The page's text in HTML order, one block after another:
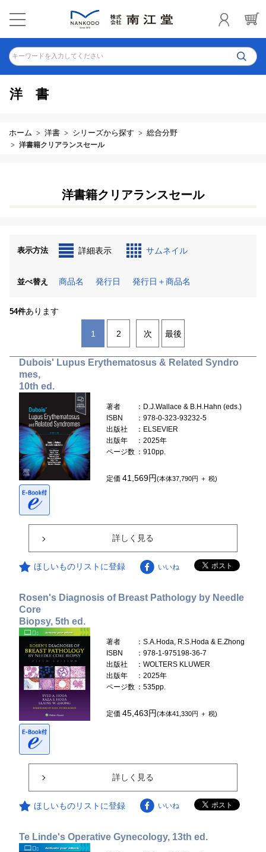
キーワードを入力してください
洋書
ホーム 洋書 シリーズから探す 総合分野
洋書籍クリアランスセール
洋書籍クリアランスセール
表示方法 詳細表示 サムネイル
並べ替え 商品名 発行日 発行日＋商品名
54件あります
1 2 次 最後
Dubois' Lupus Erythematosus & Related Syndro
mes,
10th ed.
著者
：D.J.Wallace & B.H.Hahn (eds.)
ISBN
：978-0-323-93232-5
出版社
：ELSEVIER
出版年
：2025年
ページ数 ：910pp.
定価41,569円(本体37,790円 ＋ 税)
詳しく見る
ほしいものリストに登録 いいね
Rosen's Diagnosis of Breast Pathology by Needle
Core
Biopsy, 5th ed.
著者
：S.A.Hoda, R.S.Hoda & E.Zhong
ISBN
：978-1-975198-36-7
出版社
：WOLTERS KLUWER
出版年
：2025年
ページ数 ：535pp.
定価45,463円(本体41,330円 ＋ 税)
詳しく見る
ほしいものリストに登録 いいね
Te Linde's Operative Gynecology, 13th ed.